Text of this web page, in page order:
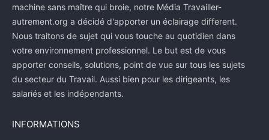
machine sans maître qui broie, notre Média Travailler-
autrement.org a décidé d'apporter un éclairage different.
Nous traitons de sujet qui vous touche au quotidien dans
votre environnement professionnel. Le but est de vous
apporter conseils, solutions, point de vue sur tous les sujets
du secteur du Travail. Aussi bien pour les dirigeants, les
salariés et les indépendants.
INFORMATIONS